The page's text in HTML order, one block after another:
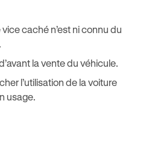
caché n’est ni connu du
la vente du véhicule.
l’utilisation de la voiture
usage.